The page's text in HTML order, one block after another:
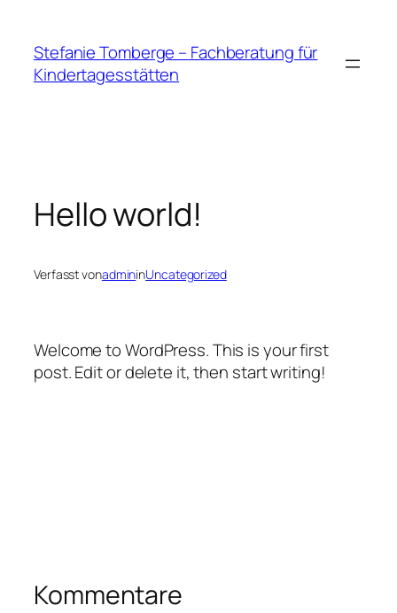
springen
Stefanie Tomberge – Fachberatung für
Kindertagesstätten
Hello world!
Verfasst vonadmininUncategorized
Welcome to WordPress. This is your first
post. Edit or delete it, then start writing!
Kommentare